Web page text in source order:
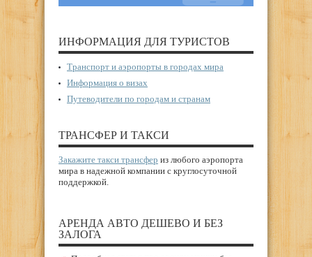
ИНФОРМАЦИЯ ДЛЯ ТУРИСТОВ
Транспорт и аэропорты в городах мира
Информация о визах
Путеводители по городам и странам
ТРАНСФЕР И ТАКСИ
Закажите такси трансфер из любого аэропорта
мира в надежной компании с круглосуточной
поддержкой.
АРЕНДА АВТО ДЕШЕВО И БЕЗ
ЗАЛОГА